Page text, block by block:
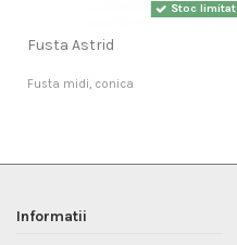
Stoc limitat
Fusta Astrid
Fusta midi, conica
Informatii